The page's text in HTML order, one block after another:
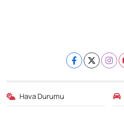
Hava Durumu